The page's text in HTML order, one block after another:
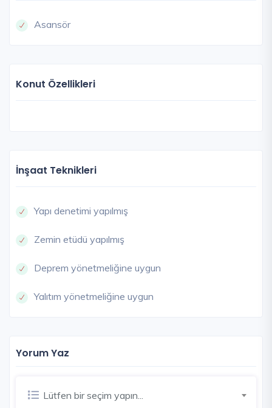
Asansör
Konut Özellikleri
İnşaat Teknikleri
Yapı denetimi yapılmış
Zemin etüdü yapılmış
Deprem yönetmeliğine uygun
Yalıtım yönetmeliğine uygun
Yorum Yaz
Lütfen bir seçim yapın...